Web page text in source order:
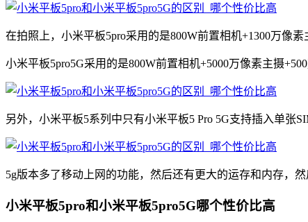
在拍照上，小米平板5pro采用的是800W前置相机+1300万像素
小米平板5pro5G采用的是800W前置相机+5000万像素主摄
另外，小米平板5系列中只有小米平板5 Pro 5G支持插入单张
5g版本多了移动上网的功能，然后还有更大的运存和内存，
小米平板5pro和小米平板5pro5G哪个性价比高